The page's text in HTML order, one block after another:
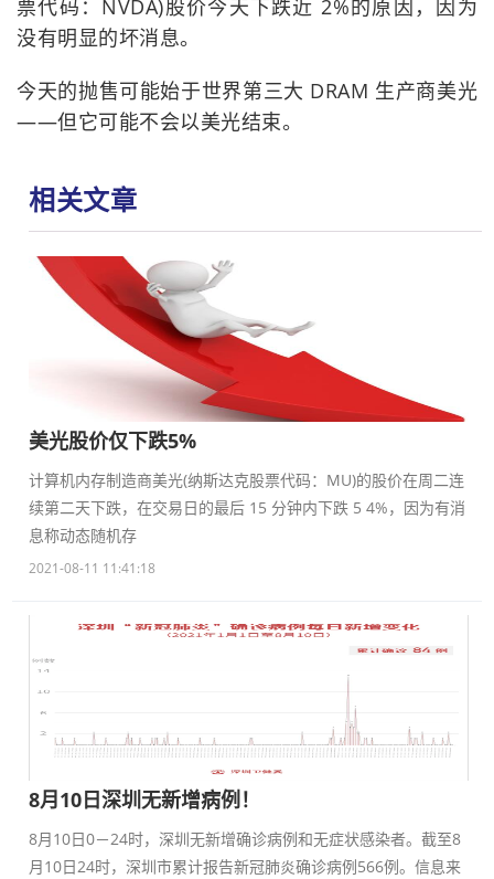
票代码：NVDA)股价今天下跌近 2%的原因，因为
没有明显的坏消息。
今天的抛售可能始于世界第三大 DRAM 生产商美光
——但它可能不会以美光结束。
相关文章
美光股价仅下跌5%
计算机内存制造商美光(纳斯达克股票代码：MU)的股价在周二连
续第二天下跌，在交易日的最后 15 分钟内下跌 5 4%，因为有消
息称动态随机存
2021-08-11 11:41:18
8月10日深圳无新增病例！
8月10日0－24时，深圳无新增确诊病例和无症状感染者。截至8
月10日24时，深圳市累计报告新冠肺炎确诊病例566例。信息来